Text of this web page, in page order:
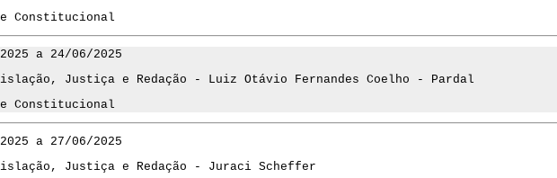
Constitucional
a 24/06/2025
Justiça e Redação - Luiz Otávio Fernandes Coelho - Pardal
Constitucional
a 27/06/2025
Justiça e Redação - Juraci Scheffer